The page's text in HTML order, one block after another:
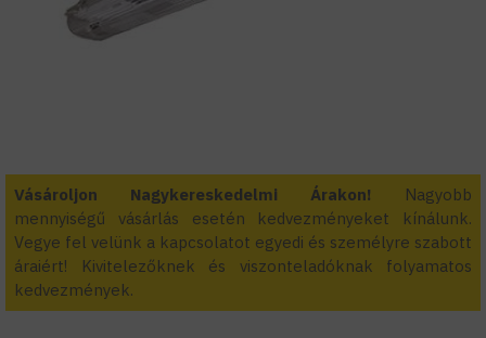
Vásároljon Nagykereskedelmi Árakon!
Nagyobb
mennyiségű vásárlás esetén kedvezményeket kínálunk.
Vegye fel velünk a kapcsolatot egyedi és személyre szabott
áraiért! Kivitelezőknek és viszonteladóknak folyamatos
kedvezmények.